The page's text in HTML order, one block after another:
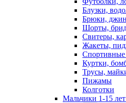
Блузки,
Брюки,
Шорты,
Свитеры,
Жакеты,
Куртки,
Трусы,
Пижамы
Колготки
Мальчики 1-15 лет